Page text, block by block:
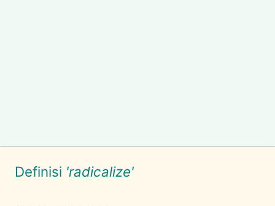
Definisi 'radicalize'